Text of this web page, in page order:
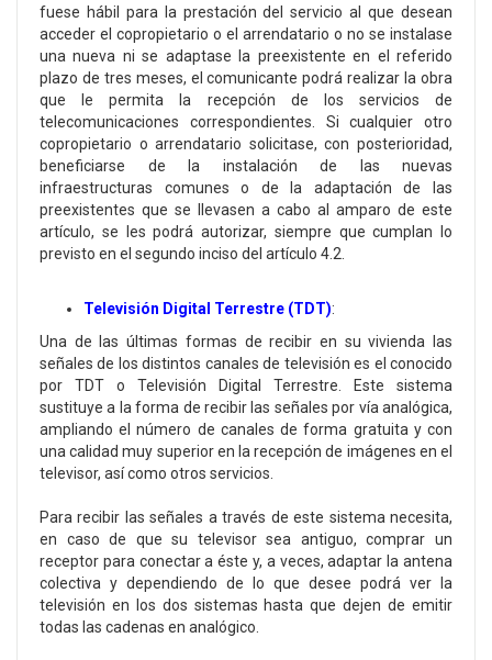
fuese hábil para la prestación del servicio al que desean
acceder el copropietario o el arrendatario o no se instalase
una nueva ni se adaptase la preexistente en el referido
plazo de tres meses, el comunicante podrá realizar la obra
que le permita la recepción de los servicios de
telecomunicaciones correspondientes. Si cualquier otro
copropietario o arrendatario solicitase, con posterioridad,
beneficiarse de la instalación de las nuevas
infraestructuras comunes o de la adaptación de las
preexistentes que se llevasen a cabo al amparo de este
artículo, se les podrá autorizar, siempre que cumplan lo
previsto en el segundo inciso del artículo 4.2.
Televisión Digital Terrestre (TDT):
Una de las últimas formas de recibir en su vivienda las
señales de los distintos canales de televisión es el conocido
por TDT o Televisión Digital Terrestre. Este sistema
sustituye a la forma de recibir las señales por vía analógica,
ampliando el número de canales de forma gratuita y con
una calidad muy superior en la recepción de imágenes en el
televisor, así como otros servicios.
Para recibir las señales a través de este sistema necesita,
en caso de que su televisor sea antiguo, comprar un
receptor para conectar a éste y, a veces, adaptar la antena
colectiva y dependiendo de lo que desee podrá ver la
televisión en los dos sistemas hasta que dejen de emitir
todas las cadenas en analógico.